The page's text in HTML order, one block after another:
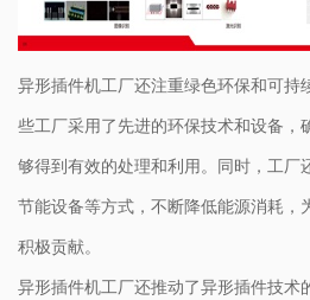
异形插件机工厂还注重绿色环保和可持
些工厂采用了先进的环保技术和设备，
够得到有效的处理和利用。同时，工厂
节能设备等方式，不断降低能源消耗，
积极贡献。
异形插件机工厂还推动了异形插件技术